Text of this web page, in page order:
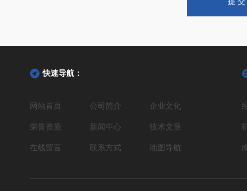
快速导航：
网站首页 公司简介 企业文化
荣誉资质 新闻中心 技术文章
在线留言 联系方式 地图导航